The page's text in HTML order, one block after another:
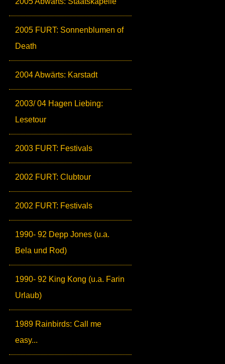
2005 FURT: Sonnenblumen of
Death
2004 Abwärts: Karstadt
2003/ 04 Hagen Liebing:
Lesetour
2003 FURT: Festivals
2002 FURT: Clubtour
2002 FURT: Festivals
1990- 92 Depp Jones (u.a.
Bela und Rod)
1990- 92 King Kong (u.a. Farin
Urlaub)
1989 Rainbirds: Call me
easy...